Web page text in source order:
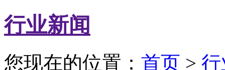
行业新闻
您现在的位置： 首页 >